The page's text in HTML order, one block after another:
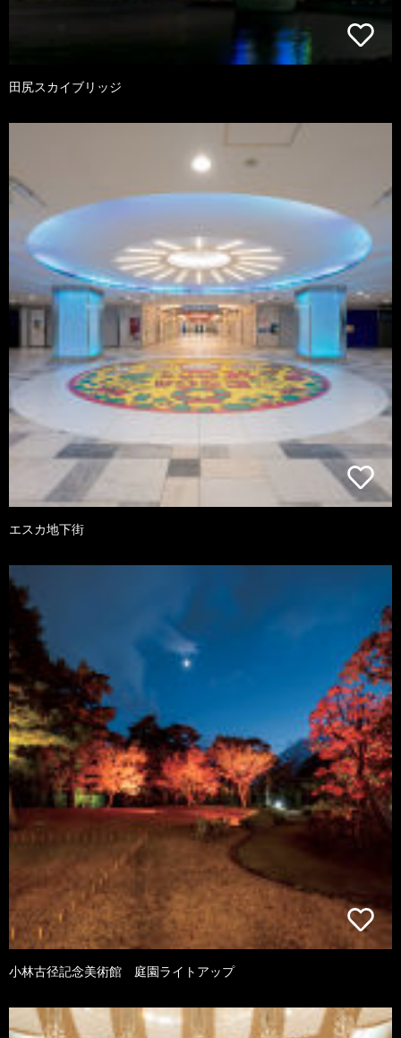
田尻スカイブリッジ
エスカ地下街
小林古径記念美術館 庭園ライトアップ